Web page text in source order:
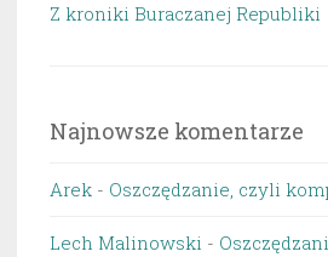
Z kroniki Buraczanej Republiki
Najnowsze komentarze
Arek - Oszczędzanie, czyli
Lech Malinowski -